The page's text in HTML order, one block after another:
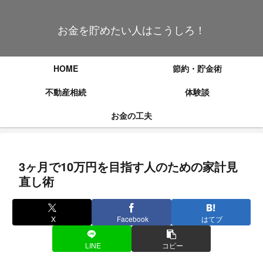
お金を貯めたい人はこうしろ！
HOME
節約・貯金術
不動産相続
体験談
お金の工夫
3ヶ月で10万円を目指す人のための家計見
直し術
X Facebook はてブ
LINE コピー